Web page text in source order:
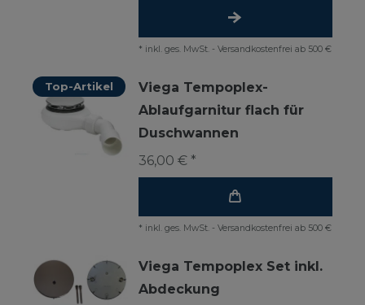
* inkl. ges. MwSt. - Versandkostenfrei ab 500 €
Top-Artikel
Viega Tempoplex-
Ablaufgarnitur flach für
Duschwannen
36,00 € *
* inkl. ges. MwSt. - Versandkostenfrei ab 500 €
Viega Tempoplex Set inkl.
Abdeckung